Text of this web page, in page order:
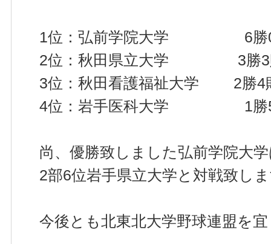
1位：弘前学院大学 6勝
2位：秋田県立大学 3勝3
3位：秋田看護福祉大学 2勝4
4位：岩手医科大学 1勝
尚、優勝致しました弘前学院大
2部6位岩手県立大学と対戦致し
今後とも北東北大学野球連盟を